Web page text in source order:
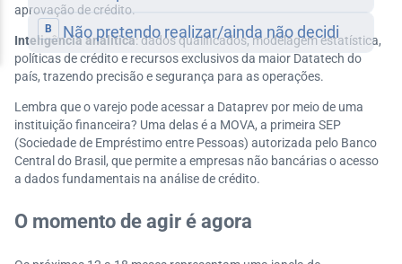
aprovação de crédito.
Inteligência analítica: dados qualificados, modelagem estatística,
políticas de crédito e recursos exclusivos da maior Datatech do
país, trazendo precisão e segurança para as operações.
Lembra que o varejo pode acessar a Dataprev por meio de uma
instituição financeira? Uma delas é a MOVA, a primeira SEP
(Sociedade de Empréstimo entre Pessoas) autorizada pelo Banco
Central do Brasil, que permite a empresas não bancárias o acesso
a dados fundamentais na análise de crédito.
O momento de agir é agora